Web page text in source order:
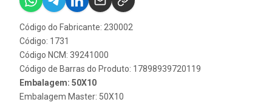
Código do Fabricante: 230002
Código: 1731
Código NCM: 39241000
Código de Barras do Produto: 17898939720119
Embalagem: 50X10
Embalagem Master: 50X10